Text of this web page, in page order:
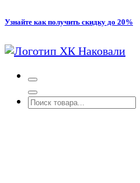
Перейти
содержимому
Узнайте как получить скидку до 20%